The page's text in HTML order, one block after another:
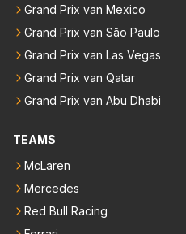
Grand Prix van Mexico
Grand Prix van São Paulo
Grand Prix van Las Vegas
Grand Prix van Qatar
Grand Prix van Abu Dhabi
TEAMS
McLaren
Mercedes
Red Bull Racing